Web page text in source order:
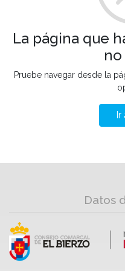
La página que
Pruebe navegar desde la
Datos